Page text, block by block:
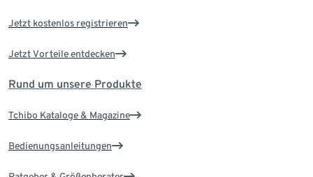
Jetzt kostenlos registrieren
Jetzt Vorteile entdecken
Rund um unsere Produkte
Tchibo Kataloge & Magazine
Bedienungsanleitungen